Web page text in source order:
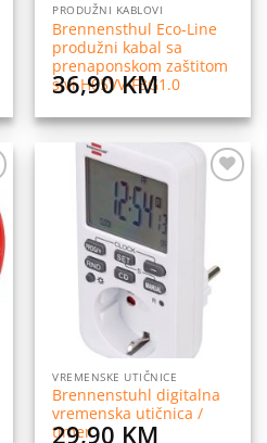
PRODUŽNI KABLOVI
Brennensthul Eco-Line
produžni kabal sa
prenaponskom zaštitom
sivi H05VV-F3G1.0
36,90KM
VREMENSKE UTIČNICE
Brennenstuhl digitalna
vremenska utičnica /
timer
29,90 KM